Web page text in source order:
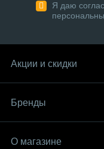
Я даю
Акции и скидки
Бренды
О магазине